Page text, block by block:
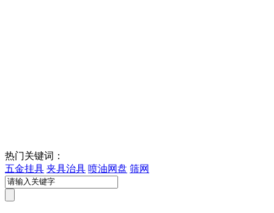
热门关键词：
五金挂具 夹具治具 喷油网盘 筛网